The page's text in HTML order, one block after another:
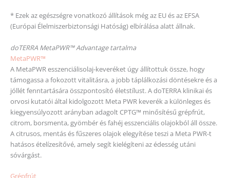
* Ezek az egészségre vonatkozó állítások még az EU és az EFSA
(Európai Élelmiszerbiztonsági Hatóság) elbírálása alatt állnak.
doTERRA MetaPWR™ Advantage tartalma
MetaPWR™
A MetaPWR esszenciálisolaj-keveréket úgy állítottuk össze, hogy
támogassa a fokozott vitalitásra, a jobb táplálkozási döntésekre és a
jóllét fenntartására összpontosító életstílust. A doTERRA klinikai és
orvosi kutatói által kidolgozott Meta PWR keverék a különleges és
kiegyensúlyozott arányban adagolt CPTG™ minősítésű grépfrút,
citrom, borsmenta, gyömbér és fahéj esszenciális olajokból áll össze.
A citrusos, mentás és fűszeres olajok elegyítése teszi a Meta PWR-t
hatásos ételízesítővé, amely segít kielégíteni az édesség utáni
sóvárgást.
Grépfrút